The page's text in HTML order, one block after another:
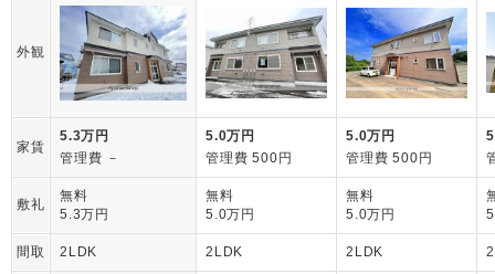
外観
家賃
5.3万円
管理費 －
5.0万円
管理費 500円
5.0万円
管理費 500円
敷礼
無料
5.3万円
無料
5.0万円
無料
5.0万円
間取 2LDK 2LDK 2LDK